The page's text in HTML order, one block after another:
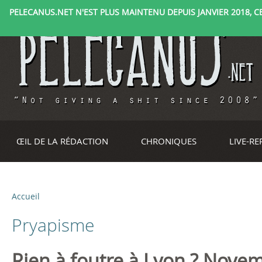
PELECANUS.NET N'EST PLUS MAINTENU DEPUIS JANVIER 2018,
ŒIL DE LA RÉDACTION CHRONIQUES LIVE-
V
o
u
Accueil
Pryapisme